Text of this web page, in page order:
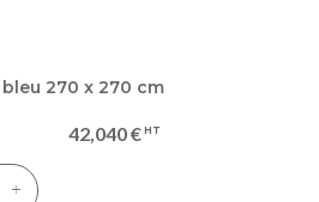
270 x 270 cm
42,040 €